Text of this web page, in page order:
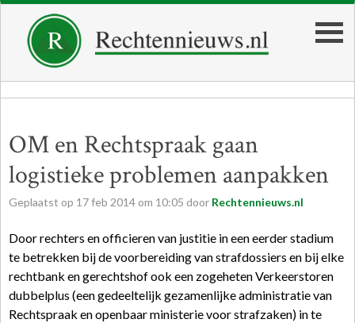
OM en Rechtspraak gaan
logistieke problemen aanpakken
Geplaatst op 17feb 2014 om 10:05 door Rechtennieuws.nl
Door rechters en officieren van justitie in een eerder stadium
te betrekken bij de voorbereiding van strafdossiers en bij elke
rechtbank en gerechtshof ook een zogeheten Verkeerstoren
dubbelplus (een gedeeltelijk gezamenlijke administratie van
Rechtspraak en openbaar ministerie voor strafzaken) in te